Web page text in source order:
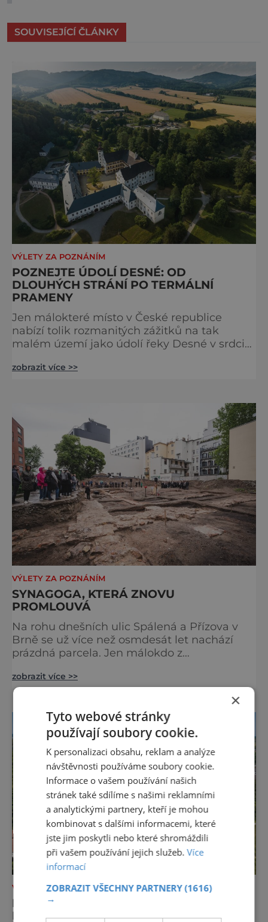
SOUVISEJÍCÍ ČLÁNKY
VÝLETY ZA POZNÁNÍM
POZNEJTE ÚDOLÍ DESNÉ: OD
DLOUHÝCH STRÁNÍ PO TERMÁLNÍ
PRAMENY
Jen málokteré místo v České republice
nabízí tolik rozmanitých zážitků na tak
malém území jako údolí řeky Desné v srdci
nahlédnout do útrob jedné z
na koloběžce a den zakončit poznáváním
památek ve Velkých Losinách nebo v
termálním parku. [caption
id="attachment_92379" align="
zobrazit více >>
VÝLETY ZA POZNÁNÍM
SYNAGOGA, KTERÁ ZNOVU
PROMLOUVÁ
Na rohu dnešních ulic Spálená a Přízova v
Brně se už více než osmdesát let nachází
prázdná parcela. Jen málokdo z
z největších synagog v českých zemích –
monumentální stavba, která byla po
prosperující židovské komunity. Brněnská
Velká synagoga byla slavnostně otevřena v
roce 1856, v době, kdy se město proměňovalo
zobrazit více >>
VÝLETY ZA POZNÁNÍM
EXKURZE DO DĚJIN NA ZÁMKU
BENÁTKY NAD JIZEROU
×
Tyto webové stránky
používají soubory cookie.
K personalizaci obsahu, reklam a analýze
návštěvnosti používáme soubory cookie.
Informace o vašem používání našich
stránek také sdílíme s našimi reklamními
a analytickými partnery, kteří je mohou
kombinovat s dalšími informacemi, které
jste jim poskytli nebo které shromáždili
při vašem používání jejich služeb.Více
informací
ZOBRAZIT VŠECHNY PARTNERY(1616)
→